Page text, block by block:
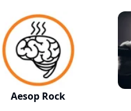
Aesop Rock